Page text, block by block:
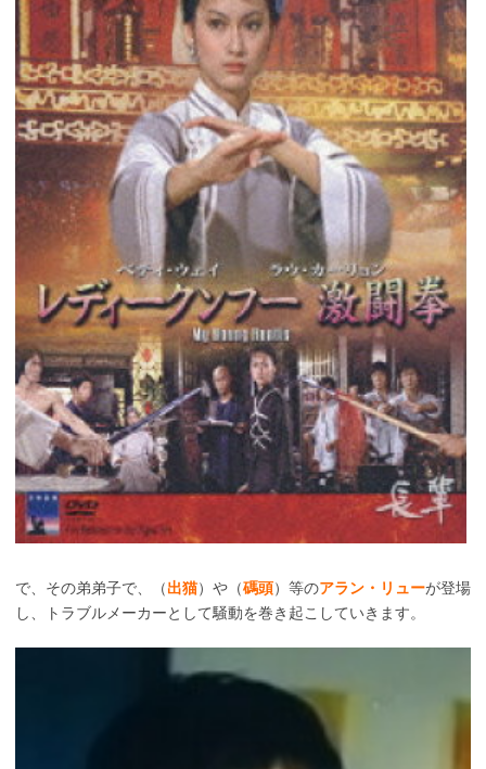
で、その弟弟子で、（出猫）や（碼頭）等のアラン・リューが登場
し、トラブルメーカーとして騒動を巻き起こしていきます。